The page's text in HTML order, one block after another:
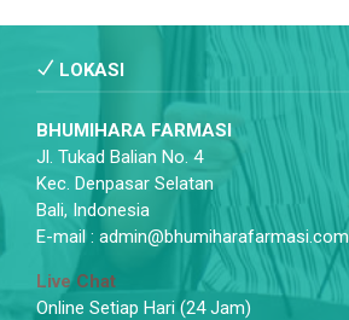
LOKASI
BHUMIHARA FARMASI
Jl. Tukad Balian No. 4
Kec. Denpasar Selatan
Bali, Indonesia
E-mail : admin@bhumiharafarmasi.com
Live Chat
Online Setiap Hari (24 Jam)